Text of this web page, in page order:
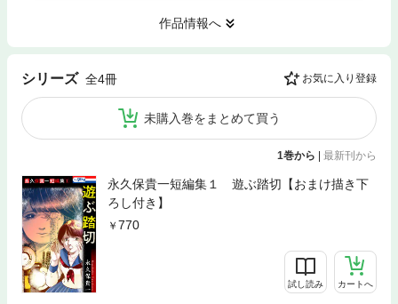
作品情報へ
シリーズ 全4冊 お気に入り登録
未購入巻をまとめて買う
1巻から 最新刊から
永久保貴一短編集１ 遊ぶ踏切【おまけ描き下
ろし付き】
770
試し読み カートへ